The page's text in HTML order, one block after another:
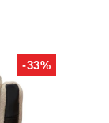
-33%